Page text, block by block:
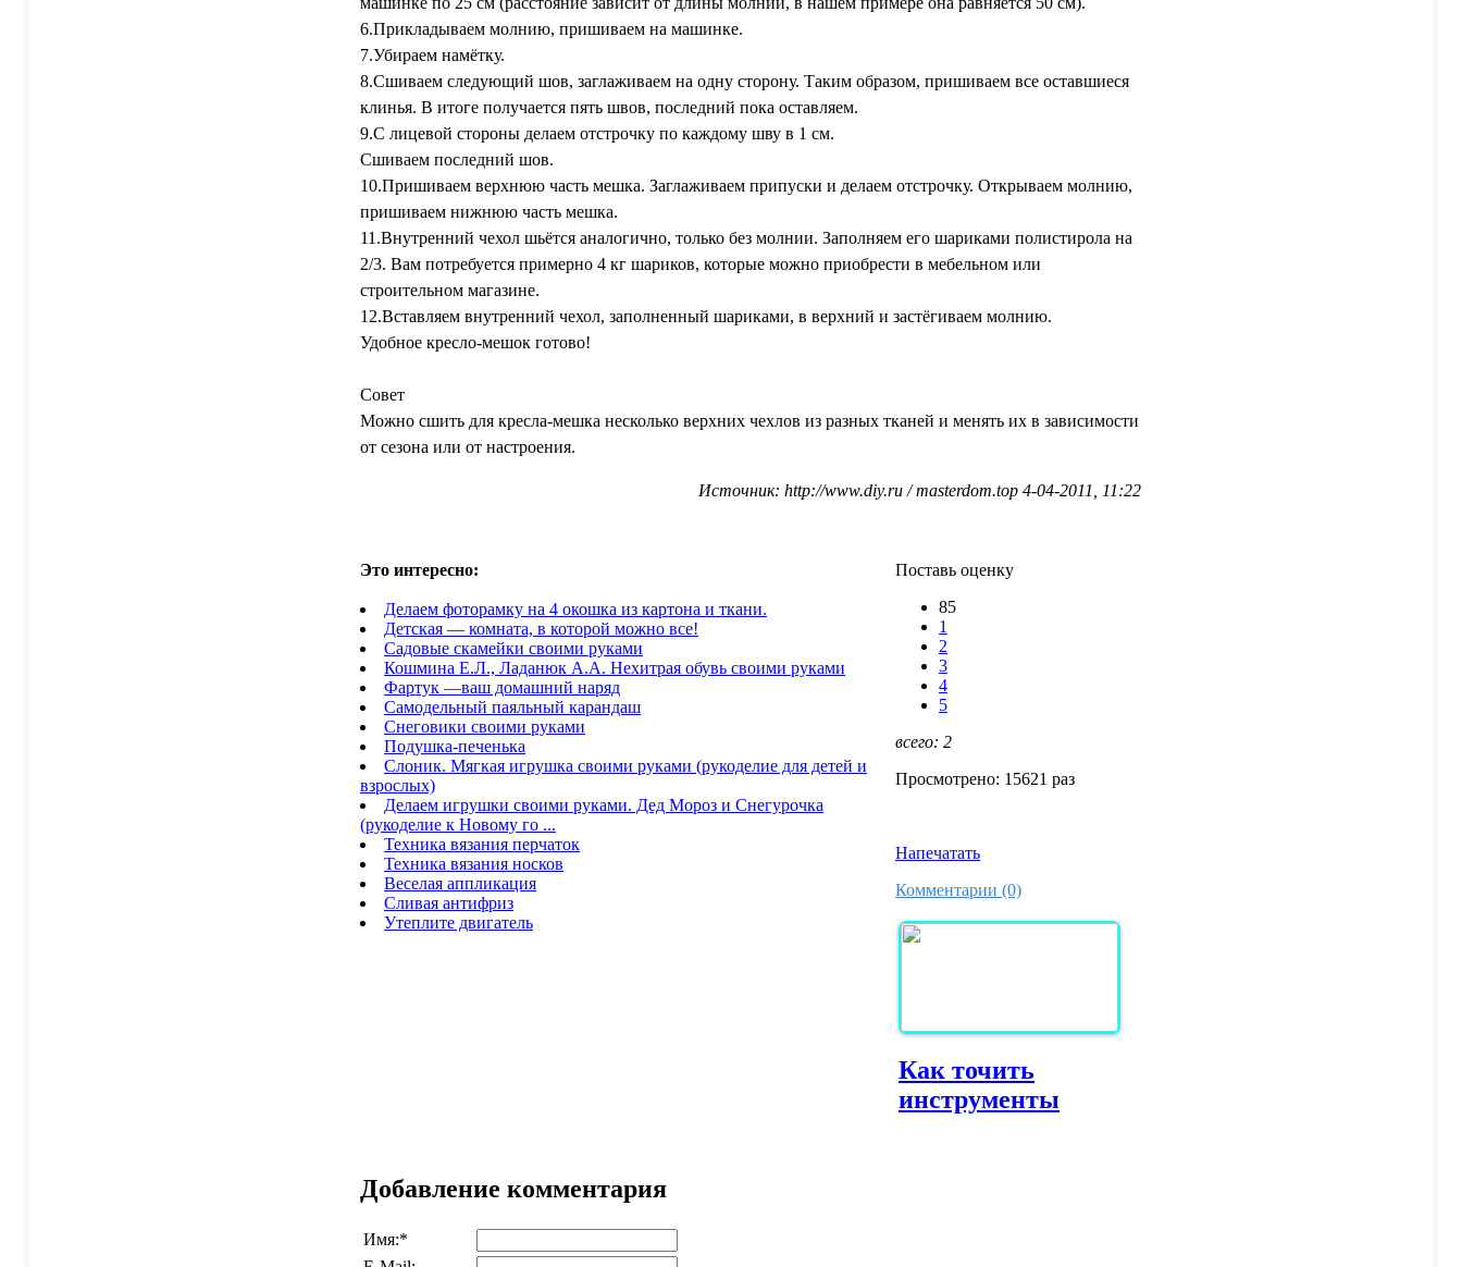
6.Прикладываем молнию, пришиваем на машинке.
7.Убираем намётку.
8.Сшиваем следующий шов, заглаживаем на одну сторону. Таким образом, пришиваем все оставшиеся
клинья. В итоге получается пять швов, последний пока оставляем.
9.С лицевой стороны делаем отстрочку по каждому шву в 1 см.
Сшиваем последний шов.
10.Пришиваем верхнюю часть мешка. Заглаживаем припуски и делаем отстрочку. Открываем молнию,
пришиваем нижнюю часть мешка.
11.Внутренний чехол шьётся аналогично, только без молнии. Заполняем его шариками полистирола на
2/3. Вам потребуется примерно 4 кг шариков, которые можно приобрести в мебельном или
строительном магазине.
12.Вставляем внутренний чехол, заполненный шариками, в верхний и застёгиваем молнию.
Удобное кресло-мешок готово!
Совет
Можно сшить для кресла-мешка несколько верхних чехлов из разных тканей и менять их в зависимости
от сезона или от настроения.
Источник: http://www.diy.ru / masterdom.top 4-04-2011, 11:22
Это интересно:
Делаем фоторамку на 4 окошка из картона и ткани.
Детская — комната, в которой можно все!
Садовые скамейки своими руками
Кошмина Е.Л., Ладанюк А.А. Нехитрая обувь своими руками
Фартук —ваш домашний наряд
Самодельный паяльный карандаш
Снеговики своими руками
Подушка-печенька
Слоник. Мягкая игрушка своими руками (рукоделие для детей и
взрослых)
Делаем игрушки своими руками. Дед Мороз и Снегурочка
(рукоделие к Новому го ...
Техника вязания перчаток
Техника вязания носков
Веселая аппликация
Сливая антифриз
Утеплите двигатель
Поставь оценку
85
1
2
3
4
5
всего: 2
Просмотрено: 15621 раз
Напечатать
Комментарии (0)
Как точить
инструменты
Добавление комментария
Имя:*